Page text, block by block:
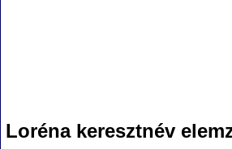
Loréna keresztnév